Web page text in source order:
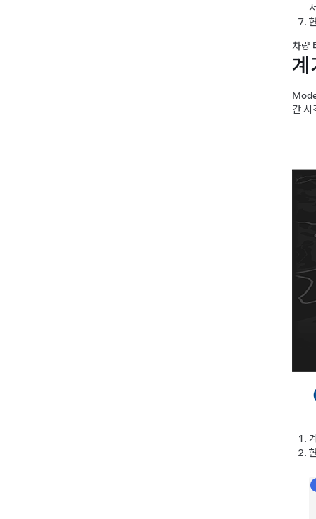
차량
간 시